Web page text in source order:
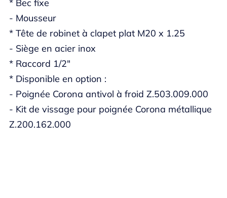
* Bec fixe
- Mousseur
* Tête de robinet à clapet plat M20 x 1.25
- Siège en acier inox
* Raccord 1/2"
* Disponible en option :
- Poignée Corona antivol à froid Z.503.009.000
- Kit de vissage pour poignée Corona métallique
Z.200.162.000